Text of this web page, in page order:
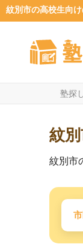
紋別市の高校生向
塾探
紋
紋別市